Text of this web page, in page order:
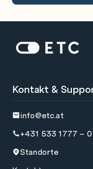
Startseite: ETC
Kontakt &
info@etc.at
+431 533 1777 – 0
Standorte